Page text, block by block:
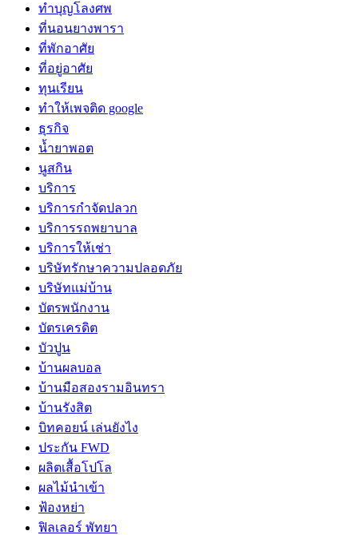
ทำบุญโลงศพ
ที่นอนยางพารา
ที่พักอาศัย
ที่อยู่อาศัย
ทุนเรียน
ทําให้เพจติด google
ธุรกิจ
น้ำยาพอต
นูสกิน
บริการ
บริการกำจัดปลวก
บริการรถพยาบาล
บริการให้เช่า
บริษัทรักษาความปลอดภัย
บริษัทแม่บ้าน
บัตรพนักงาน
บัตรเครดิต
บัวปูน
บ้านผลบอล
บ้านมือสองรามอินทรา
บ้านรังสิต
บิทคอยน์ เล่นยังไง
ประกัน FWD
ผลิตเสื้อโปโล
ผลไม้นำเข้า
ฟ้องหย่า
ฟิลเลอร์ พัทยา